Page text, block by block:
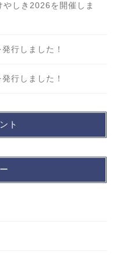
やしき2026を開催しま
行しました！
行しました！
ト